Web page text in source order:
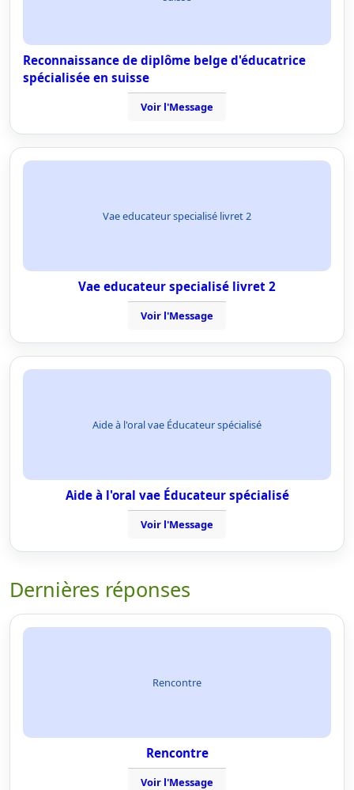
Reconnaissance de diplôme belge d'éducatrice
spécialisée en suisse
Voir l'Message
Vae educateur specialisé livret 2
Vae educateur specialisé livret 2
Voir l'Message
Aide à l'oral vae Éducateur spécialisé
Aide à l'oral vae Éducateur spécialisé
Voir l'Message
Dernières réponses
Rencontre
Rencontre
Voir l'Message